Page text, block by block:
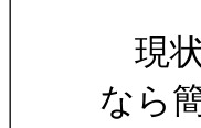
現状
なら